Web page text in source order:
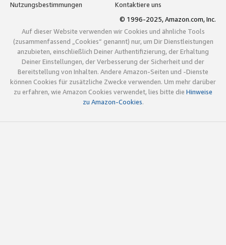
Nutzungsbestimmungen
Kontaktiere uns
© 1996-2025, Amazon.com, Inc.
Auf dieser Website verwenden wir Cookies und ähnliche Tools
(zusammenfassend „Cookies“ genannt) nur, um Dir Dienstleistungen
anzubieten, einschließlich Deiner Authentifizierung, der Erhaltung
Deiner Einstellungen, der Verbesserung der Sicherheit und der
Bereitstellung von Inhalten. Andere Amazon-Seiten und -Dienste
können Cookies für zusätzliche Zwecke verwenden. Um mehr darüber
zu erfahren, wie Amazon Cookies verwendet, lies bitte die Hinweise
zu Amazon-Cookies.